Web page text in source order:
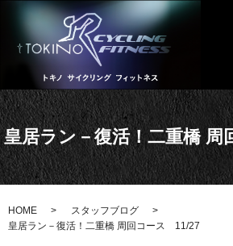
皇居ラン－復活！二重橋
HOME
スタッフブログ
皇居ラン－復活！二重橋 周回コース 11/27